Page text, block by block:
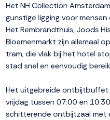
Het NH Collection
gunstige ligging voor
Het Rembrandthuis, Joods
Bloemenmarkt zijn allemaal
tram, die vlak bij het hotel
stad snel en eenvoudig
Het uitgebreide
vrijdag tussen 07:00 en
schitterende ontbijtzaal met